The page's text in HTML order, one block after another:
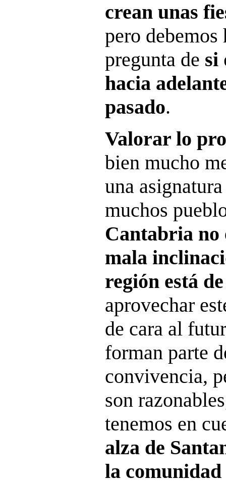
crean unas
pero debemos
pregunta de si
hacia
pasado.
Valorar lo
bien mucho
una
muchos
Cantabria no
mala
región está
aprovechar
de cara al
forman parte
convivencia,
son
tenemos en
alza de
la